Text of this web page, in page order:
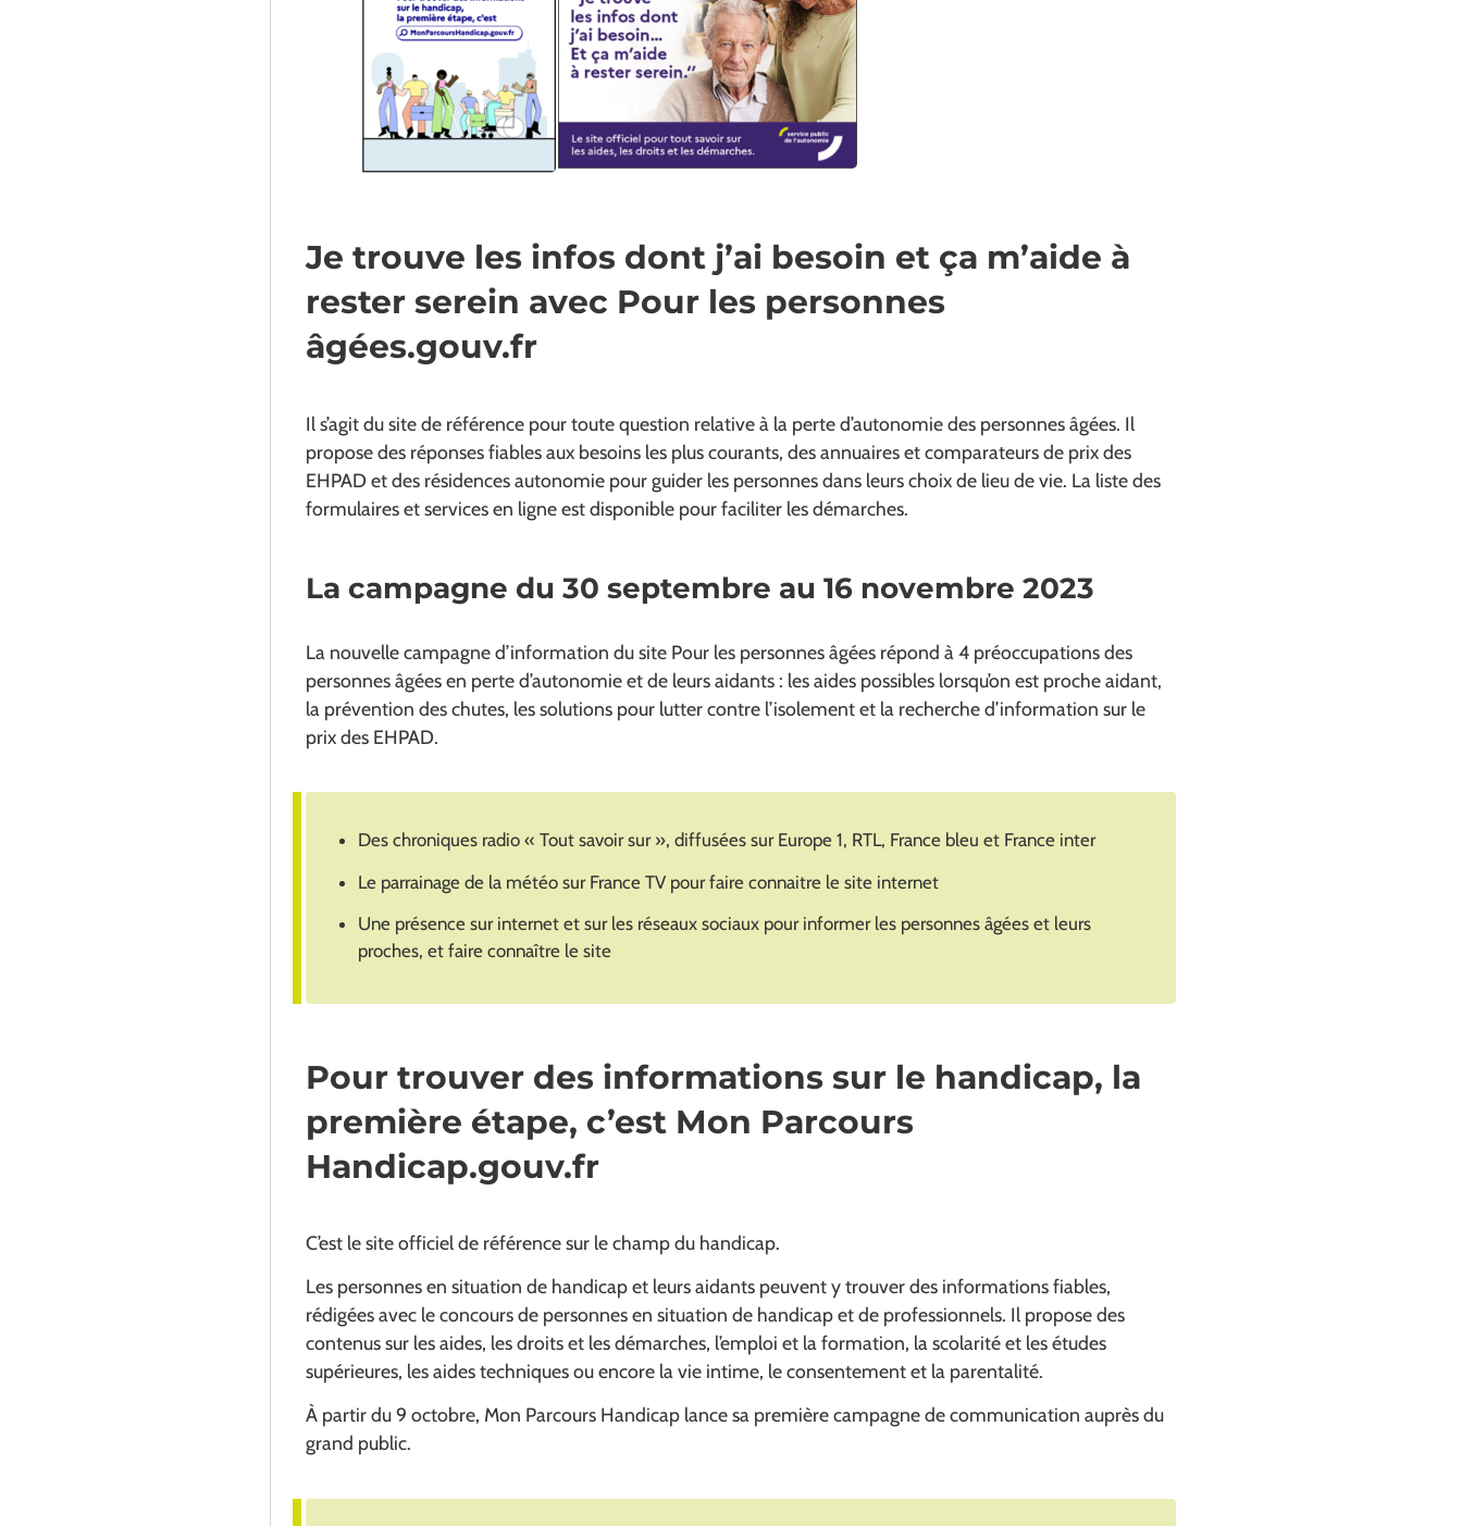
Je trouve les infos dont j’ai besoin et ça m’aide à
rester serein avec Pour les personnes
âgées.gouv.fr
Il s’agit du site de référence pour toute question relative à la perte d’autonomie des personnes âgées. Il
propose des réponses fiables aux besoins les plus courants, des annuaires et comparateurs de prix des
EHPAD et des résidences autonomie pour guider les personnes dans leurs choix de lieu de vie. La liste des
formulaires et services en ligne est disponible pour faciliter les démarches.
La campagne du 30 septembre au 16 novembre 2023
La nouvelle campagne d’information du site Pour les personnes âgées répond à 4 préoccupations des
personnes âgées en perte d’autonomie et de leurs aidants : les aides possibles lorsqu’on est proche aidant,
la prévention des chutes, les solutions pour lutter contre l’isolement et la recherche d’information sur le
prix des EHPAD.
Des chroniques radio « Tout savoir sur », diffusées sur Europe 1, RTL, France bleu et France inter
Le parrainage de la météo sur France TV pour faire connaitre le site internet
Une présence sur internet et sur les réseaux sociaux pour informer les personnes âgées et leurs
proches, et faire connaître le site
Pour trouver des informations sur le handicap, la
première étape, c’est Mon Parcours
Handicap.gouv.fr
C’est le site officiel de référence sur le champ du handicap.
Les personnes en situation de handicap et leurs aidants peuvent y trouver des informations fiables,
rédigées avec le concours de personnes en situation de handicap et de professionnels. Il propose des
contenus sur les aides, les droits et les démarches, l’emploi et la formation, la scolarité et les études
supérieures, les aides techniques ou encore la vie intime, le consentement et la parentalité.
À partir du 9 octobre, Mon Parcours Handicap lance sa première campagne de communication auprès du
grand public.